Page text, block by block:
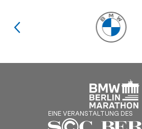
EINE VERANSTALTUNG DES